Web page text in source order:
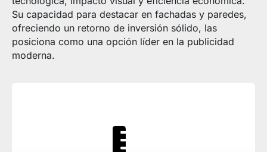
Su capacidad para destacar en fachadas y paredes,
ofreciendo un retorno de inversión sólido, las
posiciona como una opción líder en la publicidad
moderna.